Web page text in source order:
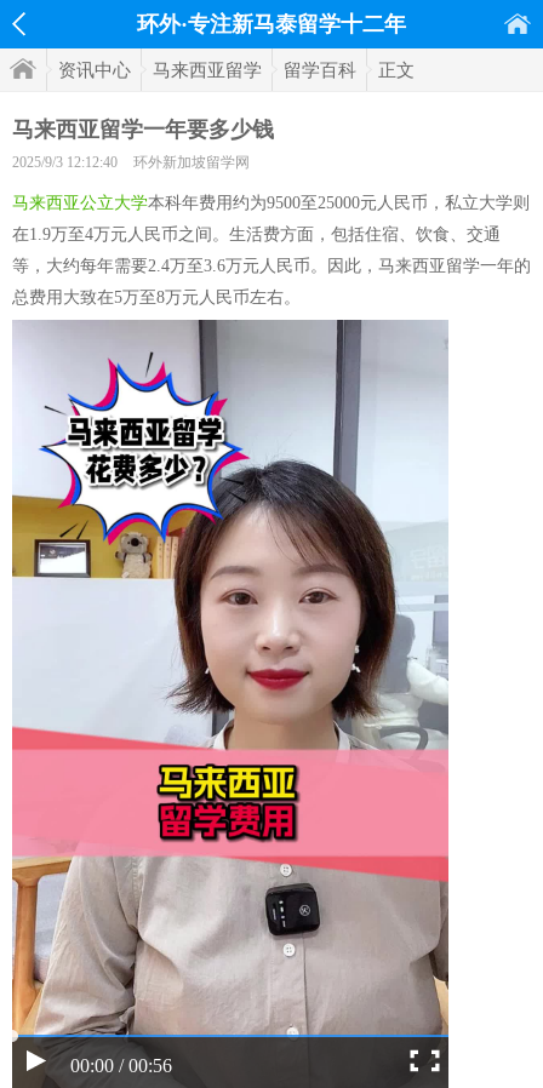
环外·专注新马泰留学十二年
资讯中心 马来西亚留学 留学百科 正文
马来西亚留学一年要多少钱
2025/9/3 12:12:40 环外新加坡留学网
马来西亚公立大学本科年费用约为9500至25000元人民币，私立大学则
在1.9万至4万元人民币之间。生活费方面，包括住宿、饮食、交通
等，大约每年需要2.4万至3.6万元人民币。因此，马来西亚留学一年的
总费用大致在5万至8万元人民币左右。
00:00 / 00:56